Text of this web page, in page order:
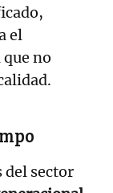
el
no
del sector